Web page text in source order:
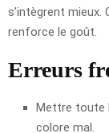
s’intègrent
renforce le goût.
Erreurs
Mettre toute
colore mal.